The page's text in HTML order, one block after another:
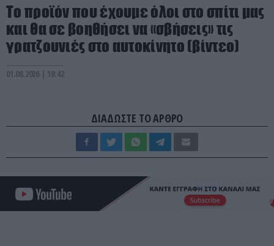
Το προϊόν που έχουμε όλοι στο σπίτι μας
και θα σε βοηθήσει να «σβήσεις» τις
γρατζουνιές στο αυτοκίνητο (βίντεο)
01.08.2026 | 18:42
ΔΙΑΔΩΣΤΕ ΤΟ ΑΡΘΡΟ